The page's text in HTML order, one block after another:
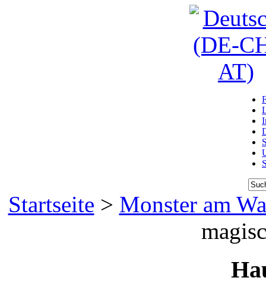
Startseite > Monster am